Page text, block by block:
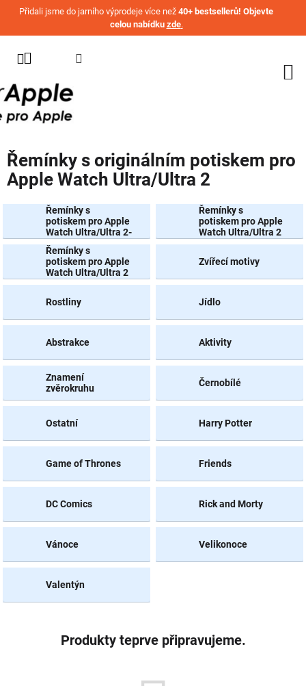
Přejít na obsah
Přidali jsme do jarního výprodeje více než 40+ bestsellerů! Objevte
celou nabídku zde.
IPHONE
MACBOOK
AIRPODS
AIRTAG
OSTATNÍ
ZNAČKY
%
ZBOŽÍ
Řemínky s originálním potiskem pro
Apple Watch Ultra/Ultra 2
Řemínky s
potiskem pro Apple
Watch Ultra/Ultra 2-
Černobílé
Řemínky s
potiskem pro Apple
Watch Ultra/Ultra 2
- Zvířecí motivy
Řemínky s
potiskem pro Apple
Watch Ultra/Ultra 2
- Jídlo
Zvířecí motivy
Rostliny Jídlo
Abstrakce Aktivity
Znamení
zvěrokruhu
Černobílé
Ostatní Harry Potter
Game of Thrones Friends
DC Comics Rick and Morty
Vánoce Velikonoce
Valentýn
Produkty teprve připravujeme.